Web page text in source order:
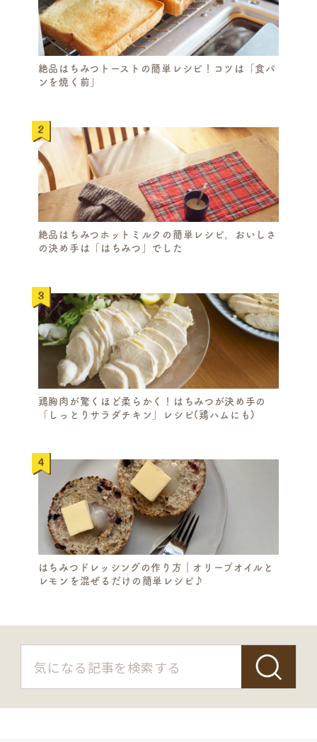
絶品はちみつトーストの簡単レシピ！コツは「食パ
ンを焼く前」
絶品はちみつホットミルクの簡単レシピ。おいしさ
の決め手は「はちみつ」でした
鶏胸肉が驚くほど柔らかく！はちみつが決め手の
「しっとりサラダチキン」レシピ(鶏ハムにも)
はちみつドレッシングの作り方｜オリーブオイルと
レモンを混ぜるだけの簡単レシピ♪